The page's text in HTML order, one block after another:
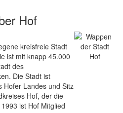
Hof
kreisfreie Stadt
ist mit knapp 45.000
des
Die Stadt ist
Hofer Landes und Sitz
Hof, der die
ist Hof Mitglied